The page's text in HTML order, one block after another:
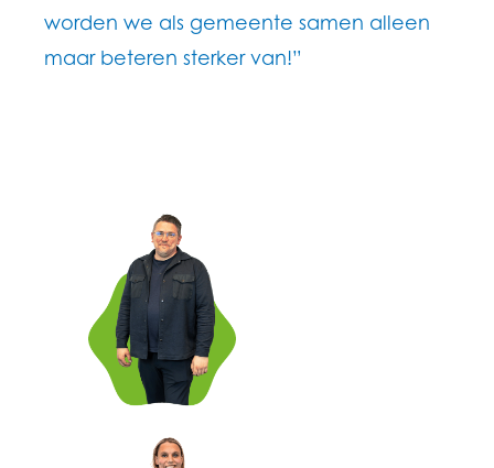
worden we als gemeente samen alleen
maar beteren sterker van!”